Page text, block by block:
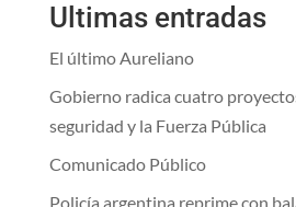
Ultimas entradas
El último Aureliano
Gobierno radica cuatro
seguridad y la Fuerza Pública
Comunicado Público
Policía argentina reprime con